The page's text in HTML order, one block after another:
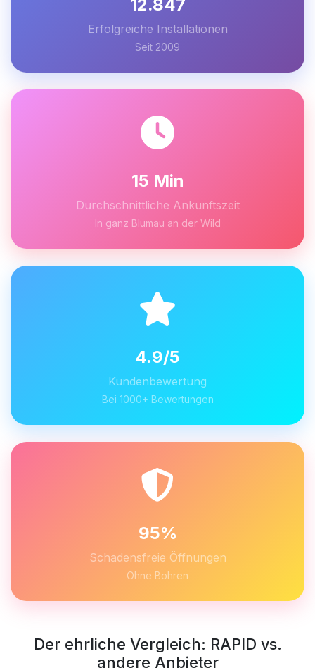
12.847
Erfolgreiche Installationen
Seit 2009
15 Min
Durchschnittliche Ankunftszeit
In ganz Blumau an der Wild
4.9/5
Kundenbewertung
Bei 1000+ Bewertungen
95%
Schadensfreie Öffnungen
Ohne Bohren
Der ehrliche Vergleich: RAPID vs.
andere Anbieter